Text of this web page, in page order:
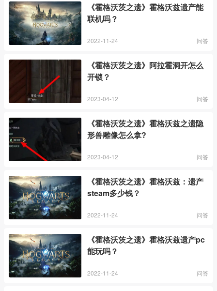
《霍格沃茨之遗》霍格沃兹遗产能
联机吗？
2022-11-24 问答
《霍格沃茨之遗》阿拉霍洞开怎么
开锁？
2023-04-12 问答
《霍格沃茨之遗》霍格沃兹之遗隐
形兽雕像怎么拿?
2023-04-12 问答
《霍格沃茨之遗》霍格沃兹：遗产
steam多少钱？
2022-11-24 问答
《霍格沃茨之遗》霍格沃兹遗产pc
能玩吗？
2022-11-24 问答